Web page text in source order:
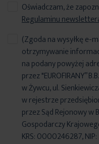
Oświadczam, że
Regulaminu
(Zgoda na wysyłkę e-
otrzymywanie
na podany powyżej
przez "EUROFIRANY”
w Żywcu, ul.
w rejestrze
przez Sąd Rejonowy w
Gospodarczy
KRS: 0000246287,